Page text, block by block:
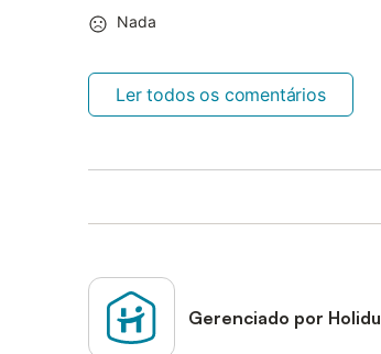
Nada
Ler todos os comentários
Gerenciado por Holidu